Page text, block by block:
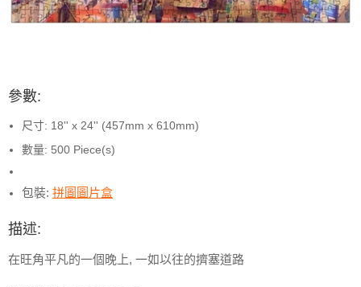
參數:
尺寸: 18'' x 24'' (457mm x 610mm)
數量: 500 Piece(s)
包裝: 拼圖圖片盒
描述:
在旺角平凡的一個晚上, 一如以往的擠塞道路